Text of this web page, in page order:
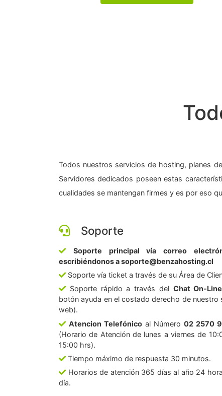
Todos nuestros servicios de hosting, planes
Servidores dedicados poseen estas
cualidades se mantengan firmes y es por eso
Soporte
Soporte principal vía correo
escribiéndonos a soporte@benzahosting.cl
Soporte vía ticket a través de su Área de
Soporte rápido a través del Chat On-Line
botón ayuda en el costado derecho de nuestro
web).
Atencion Telefónico al Número 02 2570
(Horario de Atención de lunes a viernes de
15:00 hrs).
Tiempo máximo de respuesta 30 minutos.
Horarios de atención 365 días al año 24
día.